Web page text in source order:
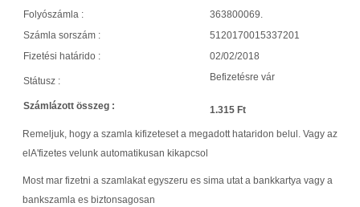
Folyószámla :
363800069.
Számla sorszám :
5120170015337201
Fizetési határido :
02/02/2018
Státusz : Befizetésre vár
Számlázott összeg : 1.315 Ft
Remeljuk, hogy a szamla kifizeteset a megadott hataridon belul. Vagy az
elA'fizetes velunk automatikusan kikapcsol
Most mar fizetni a szamlakat egyszeru es sima utat a bankkartya vagy a
bankszamla es biztonsagosan